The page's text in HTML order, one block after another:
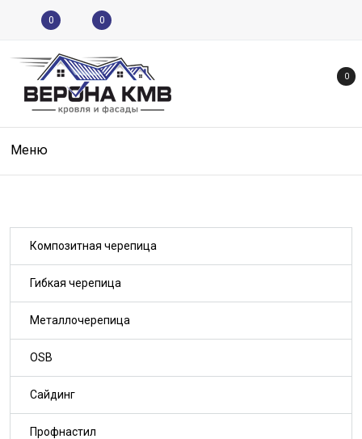
0 0
0
Меню
Композитная черепица
Гибкая черепица
Металлочерепица
OSB
Сайдинг
Профнастил